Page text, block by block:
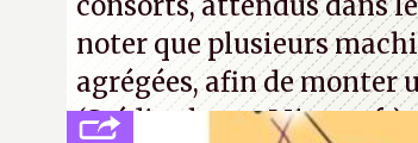
noter que plusieurs
agrégées, afin de monter
(Crédit photo : Microsoft)